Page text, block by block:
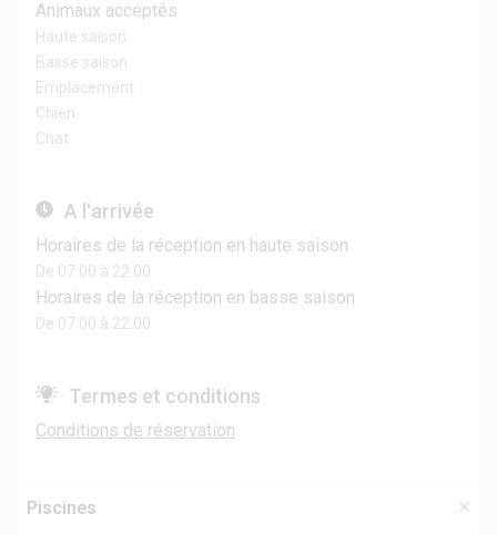
Animaux acceptés
Haute saison
Basse saison
Emplacement
Chien
Chat
A l'arrivée
Horaires de la réception en haute saison
De 07:00 à 22:00
Horaires de la réception en basse saison
De 07:00 à 22:00
Termes et conditions
Conditions de réservation
Piscines